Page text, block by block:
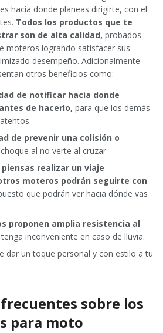
hacia donde planeas dirigirte, con el
Todos los productos que te
son de alta calidad, probados
moteros logrando satisfacer sus
desempeño. Adicionalmente
otros beneficios como:
de notificar hacia donde
de hacerlo, para que los demás
de prevenir una colisión o
al no verte al cruzar.
piensas realizar un viaje
moteros podrán seguirte con
que podrán ver hacia dónde vas
proponen amplia resistencia al
inconveniente en caso de lluvia.
dar un toque personal y con estilo a tu
sobre los
para moto